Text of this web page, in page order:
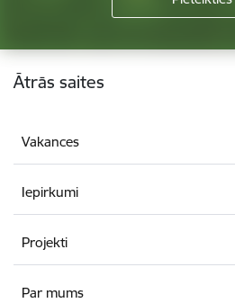
Kājene
Ātrās saites
Vakances
Iepirkumi
Projekti
Par mums